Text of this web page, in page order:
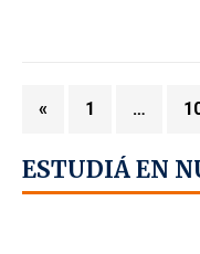
« 1 …
ESTUDIÁ EN